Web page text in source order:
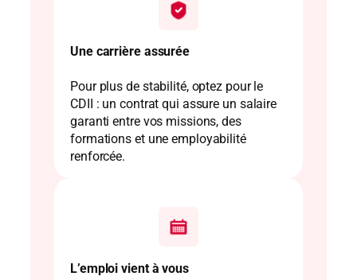
Une carrière assurée
Pour plus de stabilité, optez pour le
CDII : un contrat qui assure un salaire
garanti entre vos missions, des
formations et une employabilité
renforcée.
L’emploi vient à vous